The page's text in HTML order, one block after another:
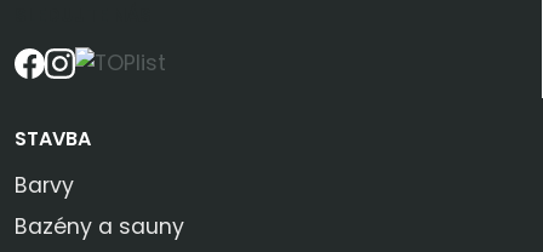
STAVBA
Barvy
Bazény a sauny